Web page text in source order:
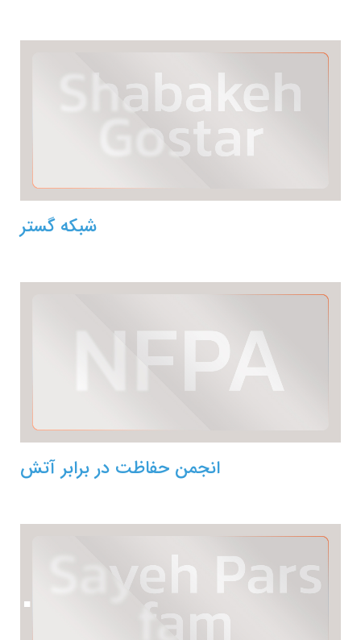
شبکه گستر
انجمن حفاظت در برابر آتش